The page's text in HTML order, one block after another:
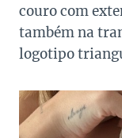
couro com
também na
logotipo